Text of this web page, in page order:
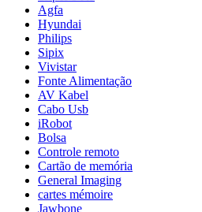
Agfa
Hyundai
Philips
Sipix
Vivistar
Fonte Alimentação
AV Kabel
Cabo Usb
iRobot
Bolsa
Controle remoto
Cartão de memória
General Imaging
cartes mémoire
Jawbone